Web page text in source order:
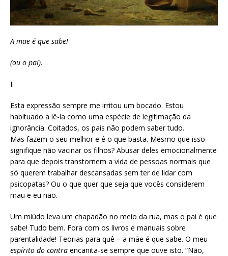
A mãe é que sabe!
(ou o pai).
I.
Esta expressão sempre me irritou um bocado. Estou
habituado a lê-la como uma espécie de legitimação da
ignorância. Coitados, os pais não podem saber tudo.
Mas fazem o seu melhor e é o que basta. Mesmo que isso
signifique não vacinar os filhos? Abusar deles emocionalmente
para que depois transtornem a vida de pessoas normais que
só querem trabalhar descansadas sem ter de lidar com
psicopatas? Ou o que quer que seja que vocês considerem
mau e eu não.
Um miúdo leva um chapadão no meio da rua, mas o pai é que
sabe! Tudo bem. Fora com os livros e manuais sobre
parentalidade! Teorias para quê – a mãe é que sabe. O meu
espírito do contra encanita-se sempre que ouve isto. “Não,